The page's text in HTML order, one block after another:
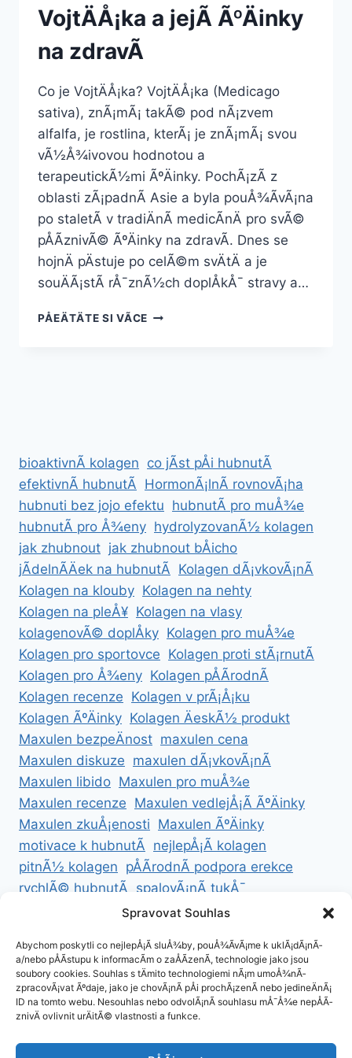
VojtÄÅ¡ka a jejÃ­ ÃºÄinky
na zdravÃ­
Co je VojtÄÅ¡ka? VojtÄÅ¡ka (Medicago
sativa), znÃ¡mÃ¡ takÃ© pod nÃ¡zvem
alfalfa, je rostlina, kterÃ¡ je znÃ¡mÃ¡ svou
vÃ½Å¾ivovou hodnotou a
terapeutickÃ½mi ÃºÄinky. PochÃ¡zÃ­ z
oblasti zÃ¡padnÃ­ Asie a byla pouÅ¾Ã­vÃ¡na
po staletÃ­ v tradiÄnÃ­ medicÃ­nÄ pro svÃ©
pÅÃ­znivÃ© ÃºÄinky na zdravÃ­. Dnes se
hojnÄ pÄstuje po celÃ©m svÄtÄ a je
souÄÃ¡stÃ­ rÅ¯znÃ½ch doplÅkÅ¯ stravy a…
PÅEÄTÄTE SI VÃ­CEVOJTÄÅ¡KA
bioaktivnÃ­ kolagen co jÃ­st pÅi hubnutÃ­
efektivnÃ­ hubnutÃ­ HormonÃ¡lnÃ­ rovnovÃ¡ha
hubnuti bez jojo efektu hubnutÃ­ pro muÅ¾e
hubnutÃ­ pro Å¾eny hydrolyzovanÃ½ kolagen
jak zhubnout jak zhubnout bÅicho
jÃ­delnÃ­Äek na hubnutÃ­ Kolagen dÃ¡vkovÃ¡nÃ­
Kolagen na klouby Kolagen na nehty
Kolagen na pleÅ¥ Kolagen na vlasy
kolagenovÃ© doplÅky Kolagen pro muÅ¾e
Kolagen pro sportovce Kolagen proti stÃ¡rnutÃ­
Kolagen pro Å¾eny Kolagen pÅÃ­rodnÃ­
Kolagen recenze Kolagen v prÃ¡Å¡ku
Kolagen ÃºÄinky Kolagen ÄeskÃ½ produkt
Maxulen bezpeÄnost maxulen cena
Maxulen diskuze maxulen dÃ¡vkovÃ¡nÃ­
Maxulen libido Maxulen pro muÅ¾e
Maxulen recenze Maxulen vedlejÅ¡Ã­ ÃºÄinky
Maxulen zkuÅ¡enosti Maxulen ÃºÄinky
motivace k hubnutÃ­ nejlepÅ¡Ã­ kolagen
pitnÃ½ kolagen pÅÃ­rodnÃ­ podpora erekce
rychlÃ© hubnutÃ­ spalovÃ¡nÃ­ tukÅ¯
ZdravÃ© hubnutÃ­ ZdravÃ© recepty na hubnutÃ­
ZÃ¡sady cookies (EU)
Spravovat Souhlas
Abychom poskytli co nejlepÅ¡Ã­ sluÅ¾by, pouÅ¾Ã­vÃ¡me k uklÃ¡dÃ¡nÃ­
a/nebo pÅÃ­stupu k informacÃ­m o zaÅÃ­zenÃ­, technologie jako jsou
soubory cookies. Souhlas s tÄmito technologiemi nÃ¡m umoÅ¾nÃ­
zpracovÃ¡vat Ãºdaje, jako je chovÃ¡nÃ­ pÅi prochÃ¡zenÃ­ nebo jedineÄnÃ¡
ID na tomto webu. Nesouhlas nebo odvolÃ¡nÃ­ souhlasu mÅ¯Å¾e nepÅÃ­
znivÄ ovlivnit urÄitÃ© vlastnosti a funkce.